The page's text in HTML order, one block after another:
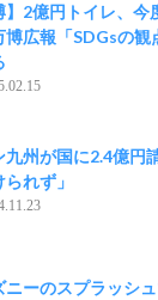
】2億円トイレ、
博広報「SDGsの
九州が国に2.4億
れず」
ニーのスプラッシ